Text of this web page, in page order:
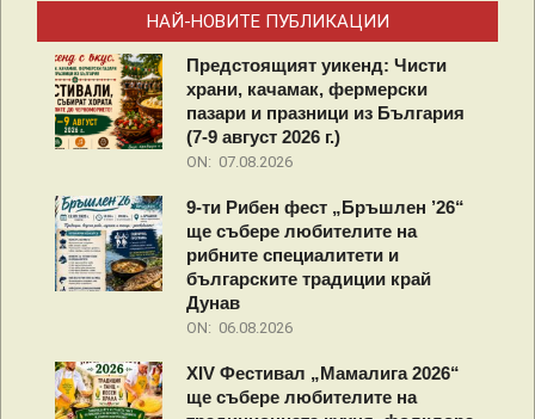
НАЙ-НОВИТЕ ПУБЛИКАЦИИ
Предстоящият уикенд: Чисти
храни, качамак, фермерски
пазари и празници из България
(7-9 август 2026 г.)
ON: 07.08.2026
9-ти Рибен фест „Бръшлен ’26“
ще събере любителите на
рибните специалитети и
българските традиции край
Дунав
ON: 06.08.2026
XIV Фестивал „Мамалига 2026“
ще събере любителите на